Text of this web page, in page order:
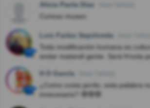
Alicia Paola Diaz
Curioso museo
Luis Farías Sepúlveda
Toda modificación humana es
andar matandi gente. Será frívola
H D García
¿Como costa jarrito, esta palabra
innecesario? 🤓🤓🤓